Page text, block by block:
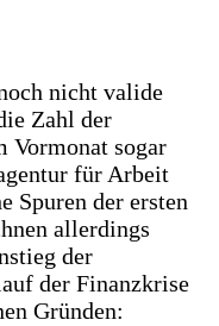
nicht valide
Zahl der
Vormonat sogar
für Arbeit
Spuren der ersten
allerdings
der
der Finanzkrise
Gründen: